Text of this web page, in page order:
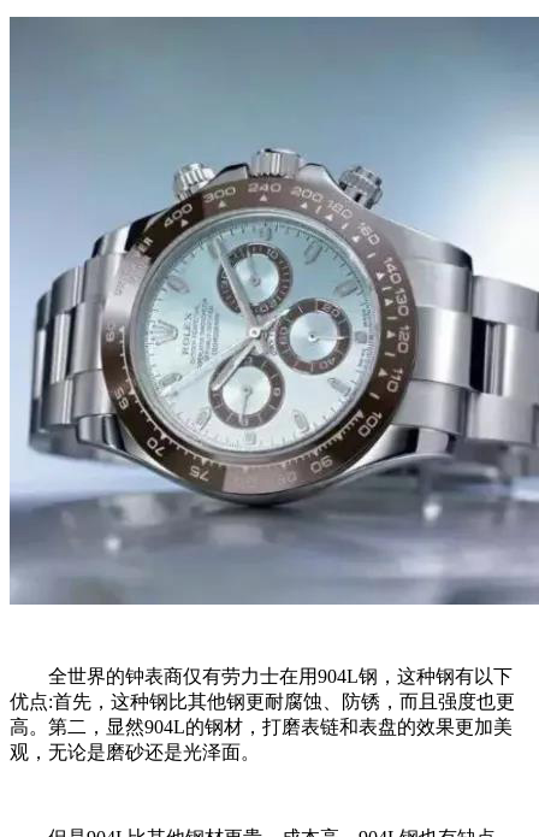
全世界的钟表商仅有劳力士在用904L钢，这种钢有以下
优点:首先，这种钢比其他钢更耐腐蚀、防锈，而且强度也更
高。第二，显然904L的钢材，打磨表链和表盘的效果更加美
观，无论是磨砂还是光泽面。